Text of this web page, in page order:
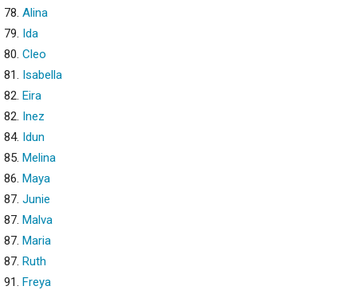
78. Alina
79. Ida
80. Cleo
81. Isabella
82. Eira
82. Inez
84. Idun
85. Melina
86. Maya
87. Junie
87. Malva
87. Maria
87. Ruth
91. Freya